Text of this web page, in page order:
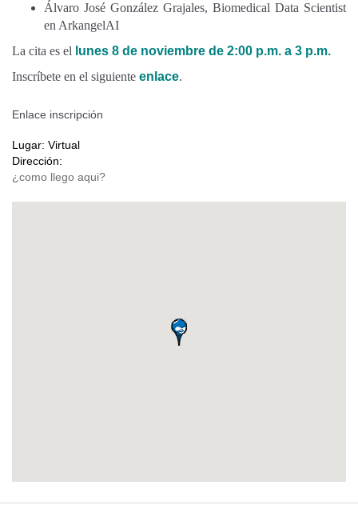
Álvaro José González Grajales, Biomedical Data Scientist
en ArkangelAI
La cita es el lunes 8 de noviembre de 2:00 p.m. a 3 p.m.
Inscríbete en el siguiente enlace.
Lugar: Virtual
Dirección:
Enlace inscripción